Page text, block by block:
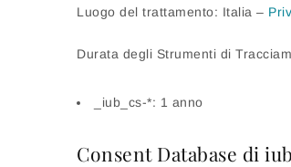
Luogo del trattamento: Italia –
Durata degli Strumenti di
_iub_cs-*: 1 anno
Consent Database di